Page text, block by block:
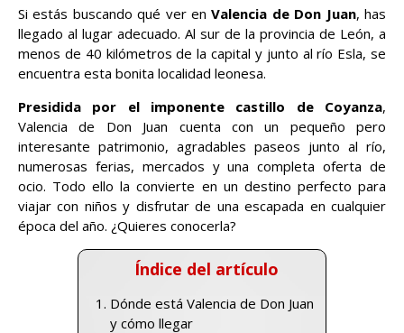
Si estás buscando qué ver enValencia de Don Juan, has
llegado al lugar adecuado. Al sur de la provincia de León, a
menos de 40 kilómetros de la capital y junto al río Esla, se
encuentra esta bonita localidad leonesa.
Presidida por el imponente castillo de Coyanza,
Valencia de Don Juan cuenta con un pequeño pero
interesante patrimonio, agradables paseos junto al río,
numerosas ferias, mercados y una completa oferta de
ocio. Todo ello la convierte en un destino perfecto para
viajar con niños y disfrutar de una escapada en cualquier
época del año. ¿Quieres conocerla?
Índice del artículo
Dónde está Valencia de Don Juan
y cómo llegar